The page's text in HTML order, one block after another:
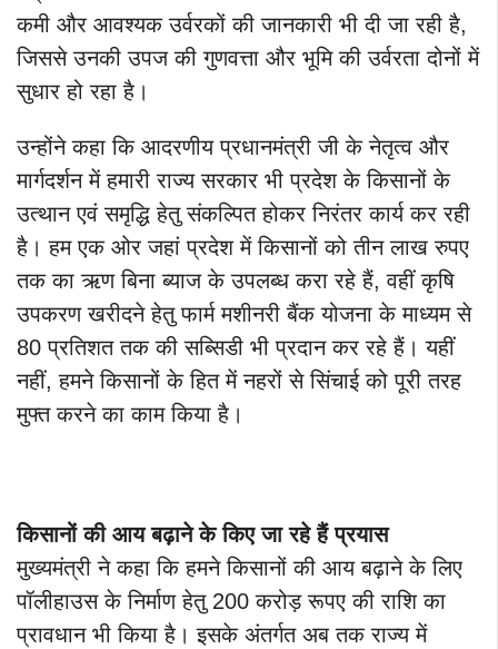
कमी और आवश्यक उर्वरकों की जानकारी भी दी जा रही है,
जिससे उनकी उपज की गुणवत्ता और भूमि की उर्वरता दोनों में
सुधार हो रहा है।
उन्होंने कहा कि आदरणीय प्रधानमंत्री जी के नेतृत्व और
मार्गदर्शन में हमारी राज्य सरकार भी प्रदेश के किसानों के
उत्थान एवं समृद्धि हेतु संकल्पित होकर निरंतर कार्य कर रही
है। हम एक ओर जहां प्रदेश में किसानों को तीन लाख रुपए
तक का ऋण बिना ब्याज के उपलब्ध करा रहे हैं, वहीं कृषि
उपकरण खरीदने हेतु फार्म मशीनरी बैंक योजना के माध्यम से
80 प्रतिशत तक की सब्सिडी भी प्रदान कर रहे हैं। यहीं
नहीं, हमने किसानों के हित में नहरों से सिंचाई को पूरी तरह
मुफ्त करने का काम किया है।
किसानों की आय बढ़ाने के किए जा रहे हैं प्रयास
मुख्यमंत्री ने कहा कि हमने किसानों की आय बढ़ाने के लिए
पॉलीहाउस के निर्माण हेतु 200 करोड़ रूपए की राशि का
प्रावधान भी किया है। इसके अंतर्गत अब तक राज्य में